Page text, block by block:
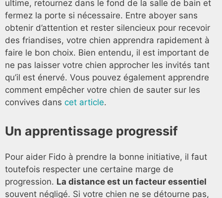
ultime, retournez dans le fond de la salle de bain et
fermez la porte si nécessaire. Entre aboyer sans
obtenir d’attention et rester silencieux pour recevoir
des friandises, votre chien apprendra rapidement à
faire le bon choix. Bien entendu, il est important de
ne pas laisser votre chien approcher les invités tant
qu’il est énervé. Vous pouvez également apprendre
comment empêcher votre chien de sauter sur les
convives dans cet article.
Un apprentissage progressif
Pour aider Fido à prendre la bonne initiative, il faut
toutefois respecter une certaine marge de
progression. La distance est un facteur essentiel
souvent négligé. Si votre chien ne se détourne pas,